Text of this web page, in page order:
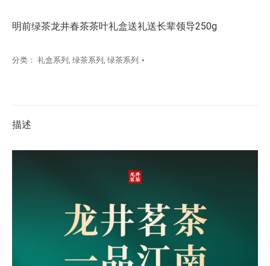
明前绿茶龙井春茶茶叶礼盒送礼送长辈领导250g
分类： 礼盒系列 , 绿茶系列 , 绿茶系列
描述